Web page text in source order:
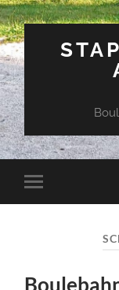
Mobile-
Menü